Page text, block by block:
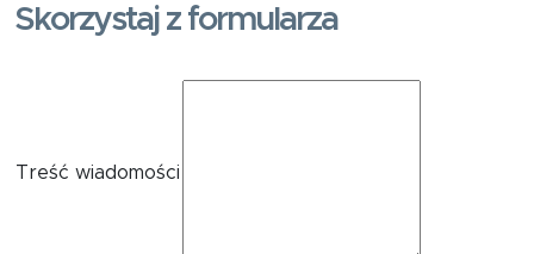
Skorzystaj z formularza
Treść wiadomości